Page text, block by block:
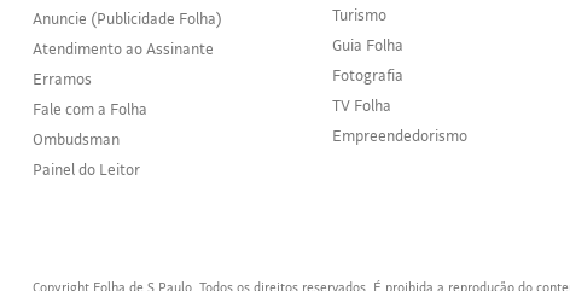
Anuncie (Publicidade Folha)
Atendimento ao Assinante
Erramos
Fale com a Folha
Ombudsman
Painel do Leitor
Turismo
Guia Folha
Fotografia
TV Folha
Empreendedorismo